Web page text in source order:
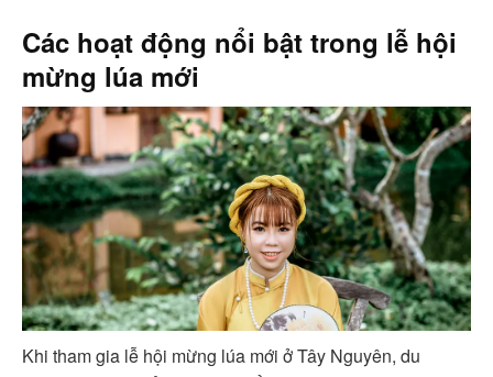
Các hoạt động nổi bật trong lễ hội
mừng lúa mới
Khi tham gia lễ hội mừng lúa mới ở Tây Nguyên, du